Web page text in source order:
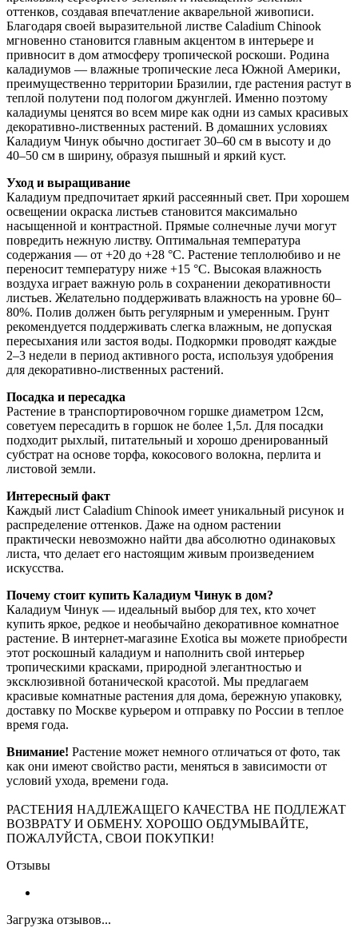
оттенков, создавая впечатление акварельной живописи.
Благодаря своей выразительной листве Caladium Chinook
мгновенно становится главным акцентом в интерьере и
привносит в дом атмосферу тропической роскоши. Родина
каладиумов — влажные тропические леса Южной Америки,
преимущественно территории Бразилии, где растения растут в
теплой полутени под пологом джунглей. Именно поэтому
каладиумы ценятся во всем мире как одни из самых красивых
декоративно-лиственных растений. В домашних условиях
Каладиум Чинук обычно достигает 30–60 см в высоту и до
40–50 см в ширину, образуя пышный и яркий куст.
Уход и выращивание
Каладиум предпочитает яркий рассеянный свет. При хорошем
освещении окраска листьев становится максимально
насыщенной и контрастной. Прямые солнечные лучи могут
повредить нежную листву. Оптимальная температура
содержания — от +20 до +28 °C. Растение теплолюбиво и не
переносит температуру ниже +15 °C. Высокая влажность
воздуха играет важную роль в сохранении декоративности
листьев. Желательно поддерживать влажность на уровне 60–
80%. Полив должен быть регулярным и умеренным. Грунт
рекомендуется поддерживать слегка влажным, не допуская
пересыхания или застоя воды. Подкормки проводят каждые
2–3 недели в период активного роста, используя удобрения
для декоративно-лиственных растений.
Посадка и пересадка
Растение в транспортировочном горшке диаметром 12см,
советуем пересадить в горшок не более 1,5л. Для посадки
подходит рыхлый, питательный и хорошо дренированный
субстрат на основе торфа, кокосового волокна, перлита и
листовой земли.
Интересный факт
Каждый лист Caladium Chinook имеет уникальный рисунок и
распределение оттенков. Даже на одном растении
практически невозможно найти два абсолютно одинаковых
листа, что делает его настоящим живым произведением
искусства.
Почему стоит купить Каладиум Чинук в дом?
Каладиум Чинук — идеальный выбор для тех, кто хочет
купить яркое, редкое и необычайно декоративное комнатное
растение. В интернет-магазине Exotica вы можете приобрести
этот роскошный каладиум и наполнить свой интерьер
тропическими красками, природной элегантностью и
эксклюзивной ботанической красотой. Мы предлагаем
красивые комнатные растения для дома, бережную упаковку,
доставку по Москве курьером и отправку по России в теплое
время года.
Внимание! Растение может немного отличаться от фото, так
как они имеют свойство расти, меняться в зависимости от
условий ухода, времени года.
РАСТЕНИЯ НАДЛЕЖАЩЕГО КАЧЕСТВА НЕ ПОДЛЕЖАТ
ВОЗВРАТУ И ОБМЕНУ. ХОРОШО ОБДУМЫВАЙТЕ,
ПОЖАЛУЙСТА, СВОИ ПОКУПКИ!
Отзывы
Загрузка отзывов...